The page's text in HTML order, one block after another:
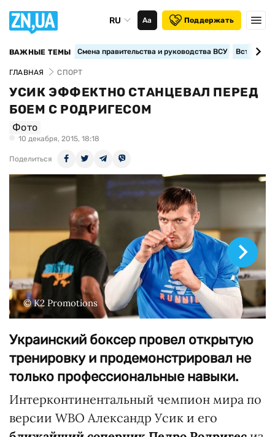
RU Аа Поддержать
ВАЖНЫЕ ТЕМЫ Смена правительства и руководства ВСУ
ГЛАВНАЯ СПОРТ
УСИК ЭФФЕКТНО СТАНЦЕВАЛ ПЕРЕД
БОЕМ С РОДРИГЕСОМ
Фото
10 декабря, 2015, 18:18
Поделиться
© K2 Promotions
Украинский боксер провел открытую
тренировку и продемонстрировал не
только профессиональные навыки.
Интерконтинентальный чемпион мира по
версии WBO Александр Усик и его